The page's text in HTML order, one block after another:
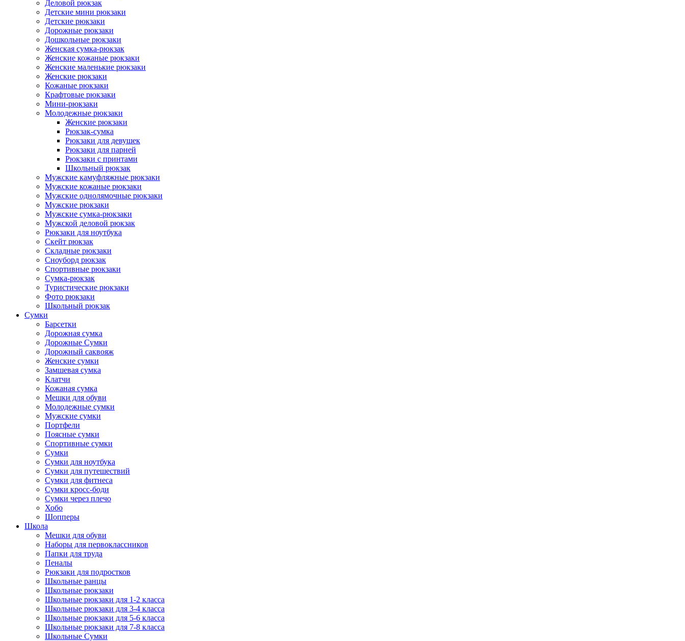
Деловой рюкзак
Детские мини рюкзаки
Детские рюкзаки
Дорожные рюкзаки
Дошкольные рюкзаки
Женская сумка-рюкзак
Женские кожаные рюкзаки
Женские маленькие рюкзаки
Женские рюкзаки
Кожаные рюкзаки
Крафтовые рюкзаки
Мини-рюкзаки
Молодежные рюкзаки
Женские рюкзаки
Рюкзак-сумка
Рюкзаки для девушек
Рюкзаки для парней
Рюкзаки с принтами
Школьный рюкзак
Мужские камуфляжные рюкзаки
Мужские кожаные рюкзаки
Мужские однолямочные рюкзаки
Мужские рюкзаки
Мужские сумка-рюкзаки
Мужской деловой рюкзак
Рюкзаки для ноутбука
Скейт рюкзак
Складные рюкзаки
Сноуборд рюкзак
Спортивные рюкзаки
Сумка-рюкзак
Туристические рюкзаки
Фото рюкзаки
Школьный рюкзак
Сумки
Барсетки
Дорожная сумка
Дорожные Сумки
Дорожный саквояж
Женские сумки
Замшевая сумка
Клатчи
Кожаная сумка
Мешки для обуви
Молодежные сумки
Мужские сумки
Портфели
Поясные сумки
Спортивные сумки
Сумки
Сумки для ноутбука
Сумки для путешествий
Сумки для фитнеса
Сумки кросс-боди
Сумки через плечо
Хобо
Шопперы
Школа
Мешки для обуви
Наборы для первоклассников
Папки для труда
Пеналы
Рюкзаки для подростков
Школьные ранцы
Школьные рюкзаки
Школьные рюкзаки для 1-2 класса
Школьные рюкзаки для 3-4 класса
Школьные рюкзаки для 5-6 класса
Школьные рюкзаки для 7-8 класса
Школьные Сумки